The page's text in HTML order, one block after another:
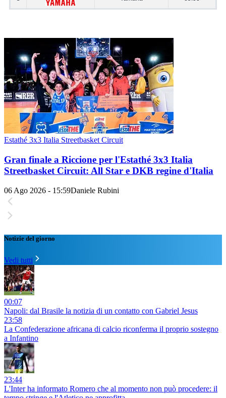
Estathé 3x3 Italia Streetbasket Circuit
Gran finale a Riccione per l'Estathé 3x3 Italia
Streetbasket Circuit: All Star e DKB regine d'Italia
06 Ago 2026 - 15:59Daniele Rubini
Notizie del giorno
Vedi tutti
00:07
Napoli: dal Brasile la notizia di un contatto con Gabriel Jesus
23:58
La Confederazione africana di calcio riconferma il proprio sostegno
a Infantino
23:44
L'Inter ha informato Romero che al momento non può procedere: il